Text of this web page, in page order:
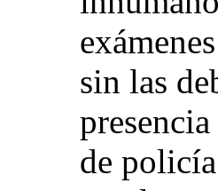
sin las
de